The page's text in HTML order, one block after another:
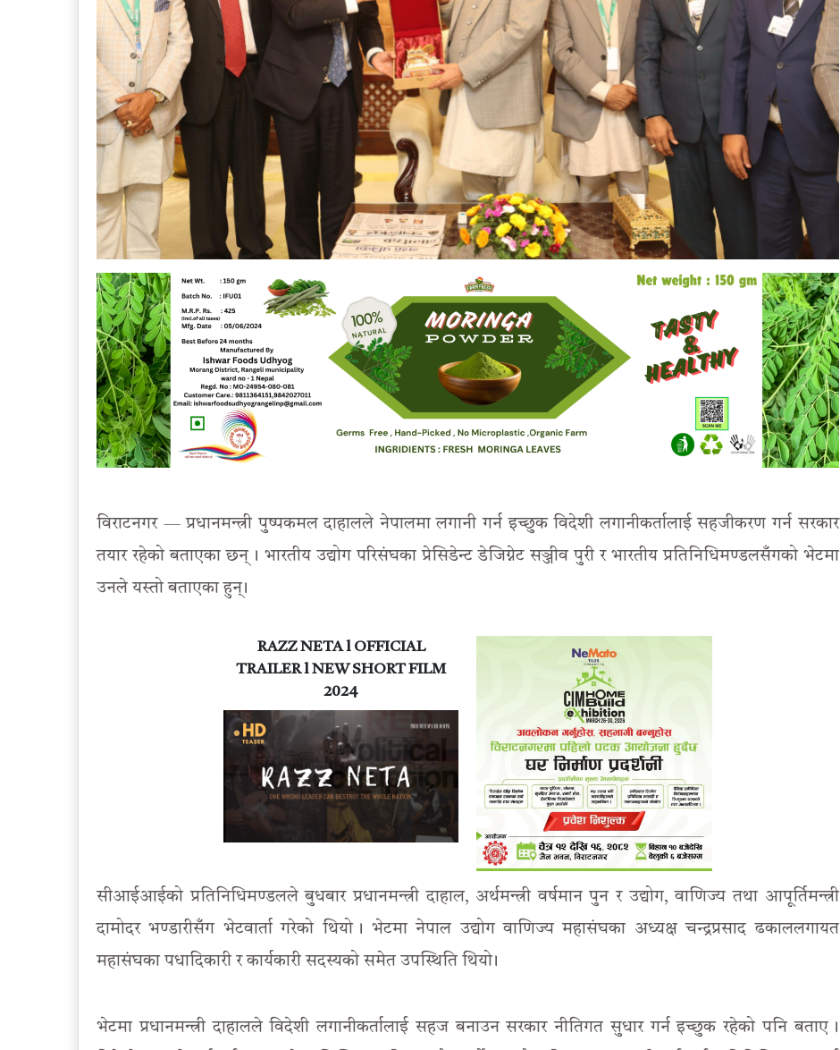
विराटनगर — प्रधानमन्त्री पुष्पकमल दाहालले नेपालमा लगानी गर्न इच्छुक विदेशी लगानीकर्तालाई सहजीकरण गर्न सरकार
तयार रहेको बताएका छन् । भारतीय उद्योग परिसंघका प्रेसिडेन्ट डेजिग्नेट सञ्जीव पुरी र भारतीय प्रतिनिधिमण्डलसँगको भेटमा
उनले यस्तो बताएका हुन् ।
RAZZ NETA l OFFICIAL
TRAILER l NEW SHORT FILM
2024
सीआईआईको प्रतिनिधिमण्डलले बुधबार प्रधानमन्त्री दाहाल, अर्थमन्त्री वर्षमान पुन र उद्योग, वाणिज्य तथा आपूर्तिमन्त्री
दामोदर भण्डारीसँग भेटवार्ता गरेको थियो । भेटमा नेपाल उद्योग वाणिज्य महासंघका अध्यक्ष चन्द्रप्रसाद ढकाललगायत
महासंघका पधादिकारी र कार्यकारी सदस्यको समेत उपस्थिति थियो ।
भेटमा प्रधानमन्त्री दाहालले विदेशी लगानीकर्तालाई सहज बनाउन सरकार नीतिगत सुधार गर्न इच्छुक रहेको पनि बताए ।